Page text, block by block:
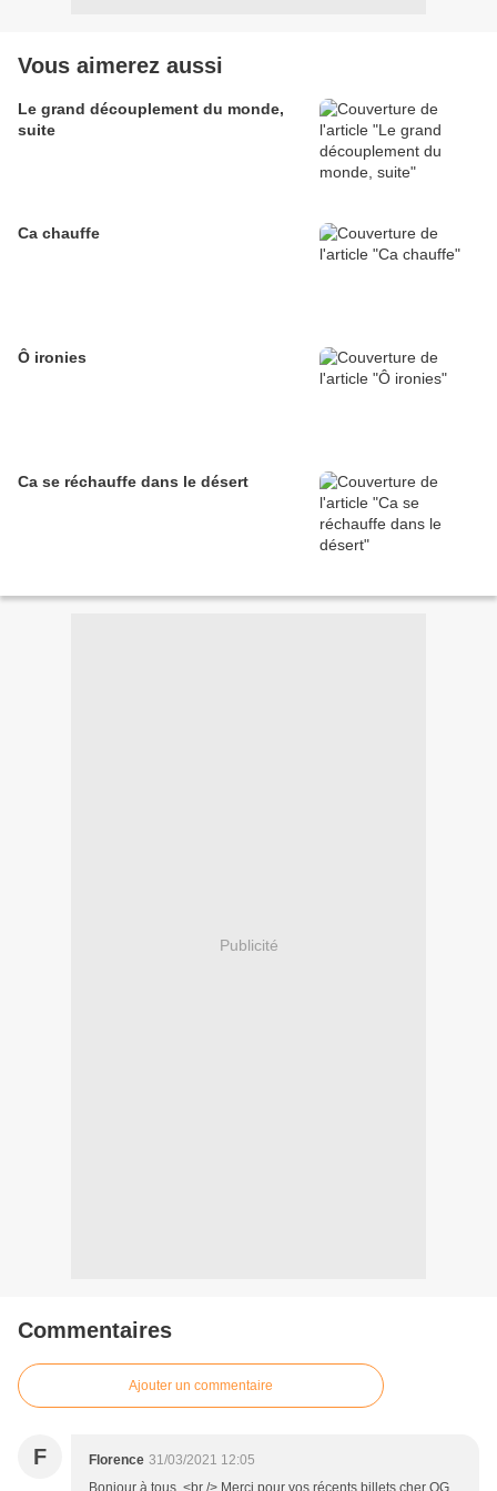
Vous aimerez aussi
Le grand découplement du monde,
suite
Ca chauffe
Ô ironies
Ca se réchauffe dans le désert
Publicité
Commentaires
Ajouter un commentaire
F Florence 31/03/2021 12:05
Bonjour à tous, <br /> Merci pour vos récents billets cher OG.